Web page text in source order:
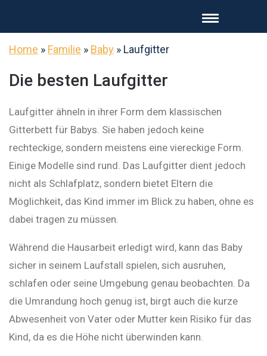
Home » Familie » Baby » Laufgitter
Die besten Laufgitter
Laufgitter ähneln in ihrer Form dem klassischen
Gitterbett für Babys. Sie haben jedoch keine
rechteckige, sondern meistens eine viereckige Form.
Einige Modelle sind rund. Das Laufgitter dient jedoch
nicht als Schlafplatz, sondern bietet Eltern die
Möglichkeit, das Kind immer im Blick zu haben, ohne es
dabei tragen zu müssen.
Während die Hausarbeit erledigt wird, kann das Baby
sicher in seinem Laufstall spielen, sich ausruhen,
schlafen oder seine Umgebung genau beobachten. Da
die Umrandung hoch genug ist, birgt auch die kurze
Abwesenheit von Vater oder Mutter kein Risiko für das
Kind, da es die Höhe nicht überwinden kann.